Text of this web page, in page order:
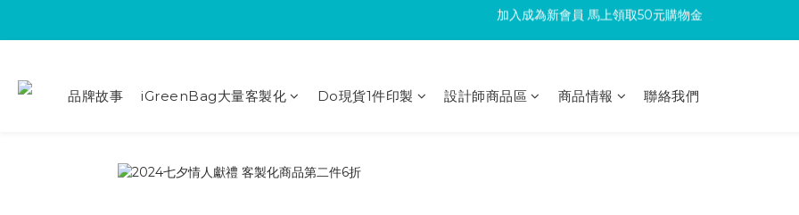
滿300回饋10%購物金
滿300回饋10%購物金
品牌故事 iGreenBag大量客製化 Do現貨1件印製 設計師商品區 商品情報 聯絡我們